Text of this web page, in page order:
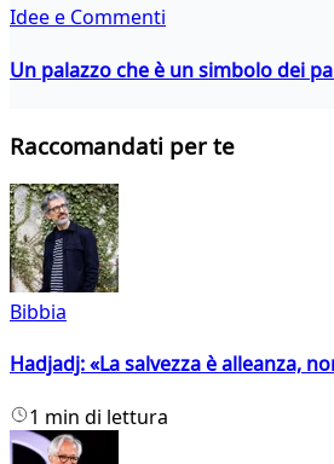
Idee e Commenti
Un palazzo che è un simbolo dei
Raccomandati per te
Bibbia
Hadjadj: «La salvezza è alleanza,
1 min di lettura